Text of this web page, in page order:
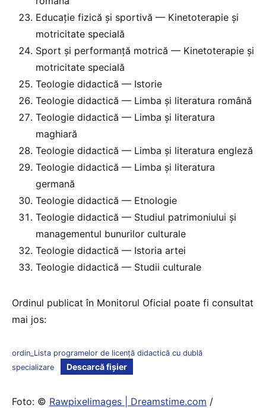
Educație fizică și sportivă — Kinetoterapie și
motricitate specială
Sport și performanță motrică — Kinetoterapie și
motricitate specială
Teologie didactică — Istorie
Teologie didactică — Limba și literatura română
Teologie didactică — Limba și literatura
maghiară
Teologie didactică — Limba și literatura engleză
Teologie didactică — Limba și literatura
germană
Teologie didactică — Etnologie
Teologie didactică — Studiul patrimoniului și
managementul bunurilor culturale
Teologie didactică — Istoria artei
Teologie didactică — Studii culturale
Ordinul publicat în Monitorul Oficial poate fi consultat
mai jos:
ordin_Lista programelor de licență didactică cu dublă
specializare
Descarcă fișier
Foto: © Rawpixelimages | Dreamstime.com /